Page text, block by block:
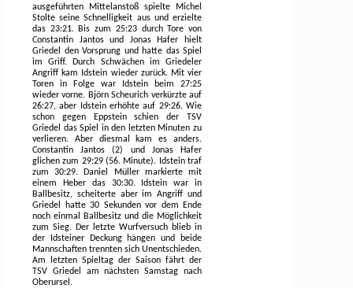
ausgeführten Mittelanstoß spielte Michel
Stolte seine Schnelligkeit aus und erzielte
das 23:21. Bis zum 25:23 durch Tore von
Constantin Jantos und Jonas Hafer hielt
Griedel den Vorsprung und hatte das Spiel
im Griff. Durch Schwächen im Griedeler
Angriff kam Idstein wieder zurück. Mit vier
Toren in Folge war Idstein beim 27:25
wieder vorne. Björn Scheurich verkürzte auf
26:27, aber Idstein erhöhte auf 29:26. Wie
schon gegen Eppstein schien der TSV
Griedel das Spiel in den letzten Minuten zu
verlieren. Aber diesmal kam es anders.
Constantin Jantos (2) und Jonas Hafer
glichen zum 29:29 (56. Minute). Idstein traf
zum 30:29. Daniel Müller markierte mit
einem Heber das 30:30. Idstein war in
Ballbesitz, scheiterte aber im Angriff und
Griedel hatte 30 Sekunden vor dem Ende
noch einmal Ballbesitz und die Möglichkeit
zum Sieg. Der letzte Wurfversuch blieb in
der Idsteiner Deckung hängen und beide
Mannschaften trennten sich Unentschieden.
Am letzten Spieltag der Saison fährt der
TSV Griedel am nächsten Samstag nach
Oberursel.